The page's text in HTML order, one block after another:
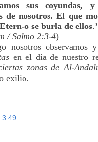
sus coyundas,
de nosotros. El que
o se burla de ellos.’
/ Salmo 2:3-4)
nosotros observamos y
en el día de nuestro
zonas de Al-
exilio.
3:49